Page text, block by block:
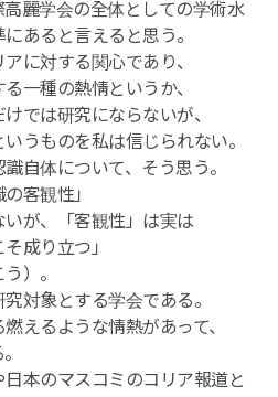
高麗学会の全体としての学術水
あると言えると思う。
に対する関心であり、
一種の熱情というか、
では研究にならないが、
うものを私は信じられない。
自体について、そう思う。
客観性」
が、「客観性」は実は
成り立つ」
）。
対象とする学会である。
えるような情熱があって、
本のマスコミのコリア報道と